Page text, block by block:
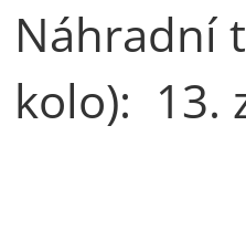
Náhradní
kolo): 13.